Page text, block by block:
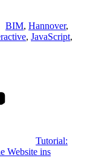
BIM, Hannover,
, JavaScript,
Tutorial:
Website ins